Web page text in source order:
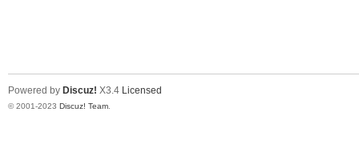
Powered by Discuz! X3.4 Licensed
© 2001-2023 Discuz! Team